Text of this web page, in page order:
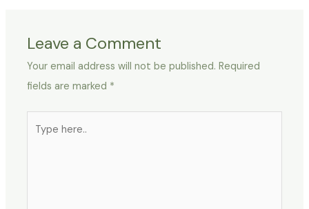
Leave a Comment
Your email address will not be published. Required
fields are marked *